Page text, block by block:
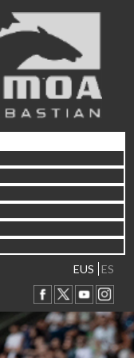
EUS ES
Abuztuaren 2a / 2 de
Abuztuaren 9a / 9 de
Abuztaren 12a / 12 de
Abuztuaren 15a / 15 de
Abuztuaren 23a / 23 de
Abuztuaren 30a / 30 de
Irailaren 6a / 6 de
Irailaren 13a / 13 de
Irailaren 30a / 30 de